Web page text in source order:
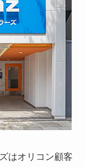
はオリコン顧客